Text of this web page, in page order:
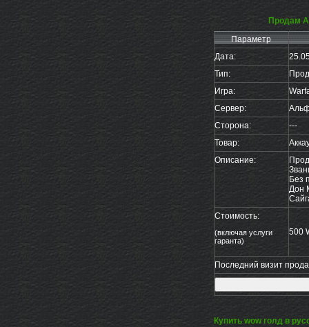
Продам
Параметр
Дата:
Тип:
Игра:
Сервер:
Сторона:
---
Товар:
Описание:
Без
Дон
Стоимость:
(включая услуги
гаранта)
500
Последний визит
Купить wow голд в